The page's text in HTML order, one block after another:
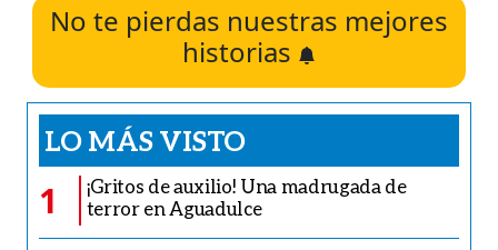
No te pierdas nuestras mejores
historias
LO MÁS VISTO
1
¡Gritos de auxilio! Una madrugada de
terror en Aguadulce